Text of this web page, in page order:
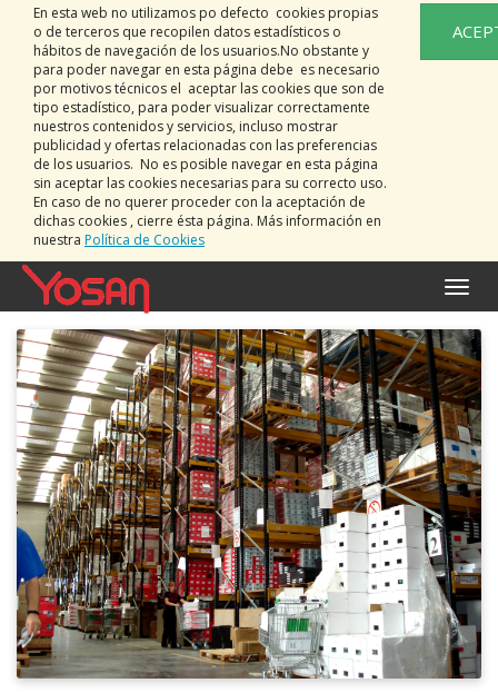
En esta web no utilizamos po defecto cookies propias
o de terceros que recopilen datos estadísticos o
hábitos de navegación de los usuarios.No obstante y
para poder navegar en esta página debe es necesario
por motivos técnicos el aceptar las cookies que son de
tipo estadístico, para poder visualizar correctamente
nuestros contenidos y servicios, incluso mostrar
publicidad y ofertas relacionadas con las preferencias
de los usuarios. No es posible navegar en esta página
sin aceptar las cookies necesarias para su correcto uso.
En caso de no querer proceder con la aceptación de
dichas cookies , cierre ésta página. Más información en
nuestra Política de Cookies
la